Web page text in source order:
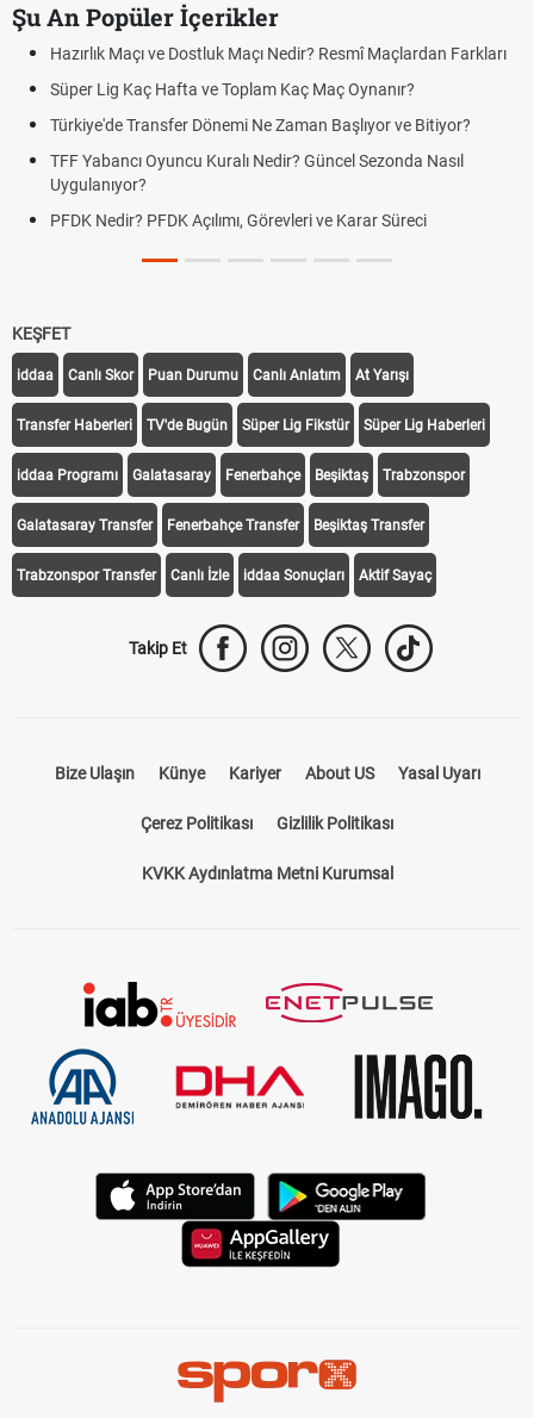
Şu An Popüler İçerikler
Hazırlık Maçı ve Dostluk Maçı Nedir? Resmî Maçlardan Farkları
Süper Lig Kaç Hafta ve Toplam Kaç Maç Oynanır?
Türkiye'de Transfer Dönemi Ne Zaman Başlıyor ve Bitiyor?
TFF Yabancı Oyuncu Kuralı Nedir? Güncel Sezonda Nasıl
Uygulanıyor?
PFDK Nedir? PFDK Açılımı, Görevleri ve Karar Süreci
KEŞFET
iddaa Canlı Skor Puan Durumu Canlı Anlatım At Yarışı
Transfer Haberleri TV'de Bugün Süper Lig Fikstür Süper Lig Haberleri
iddaa Programı Galatasaray Fenerbahçe Beşiktaş Trabzonspor
Galatasaray Transfer Fenerbahçe Transfer Beşiktaş Transfer
Trabzonspor Transfer Canlı İzle iddaa Sonuçları Aktif Sayaç
Takip Et
Bize Ulaşın Künye Kariyer About US Yasal Uyarı
Çerez Politikası Gizlilik Politikası
KVKK Aydınlatma Metni Kurumsal